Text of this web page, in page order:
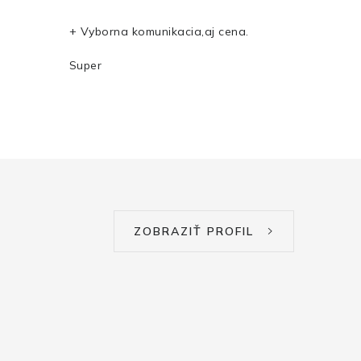
+ Vyborna komunikacia,aj cena.
Super
ZOBRAZIŤ PROFIL